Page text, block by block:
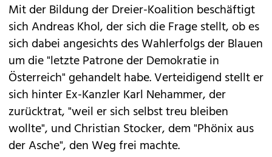
Mit der Bildung der Dreier-Koalition beschäftigt
sich Andreas Khol, der sich die Frage stellt, ob es
sich dabei angesichts des Wahlerfolgs der Blauen
um die "letzte Patrone der Demokratie in
Österreich" gehandelt habe. Verteidigend stellt er
sich hinter Ex-Kanzler Karl Nehammer, der
zurücktrat, "weil er sich selbst treu bleiben
wollte", und Christian Stocker, dem "Phönix aus
der Asche", den Weg frei machte.